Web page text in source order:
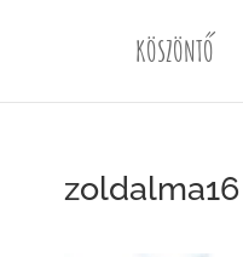
KÖSZÖNTŐ
zoldalma16